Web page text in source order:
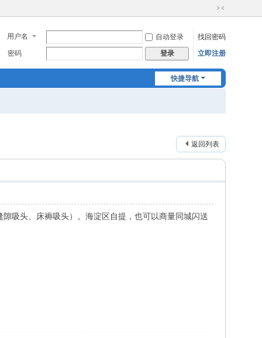
切
到
窄
用户名 自动登录
找回密码
密码
登录 立即注册
快捷导航
返回列表
吸头、床褥吸头）。海淀区自提，也可以商量同城闪送